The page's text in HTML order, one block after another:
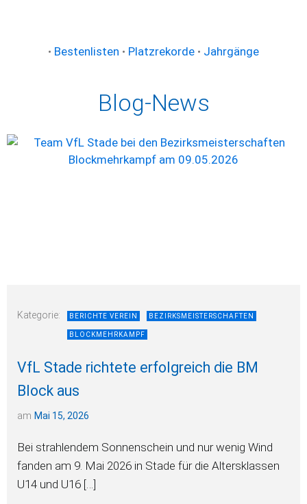
• Bestenlisten • Platzrekorde • Jahrgänge
Blog-News
Kategorie: BERICHTE VEREIN BEZIRKSMEISTERSCHAFTEN
BLOCKMEHRKAMPF
VfL Stade richtete erfolgreich die BM
Block aus
am Mai 15, 2026
Bei strahlendem Sonnenschein und nur wenig Wind
fanden am 9. Mai 2026 in Stade für die Altersklassen
U14 und U16 […]